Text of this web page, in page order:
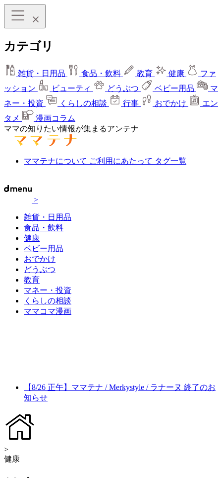
カテゴリ
雑貨・日用品 食品・飲料 教育 健康
ファ
ッション
ビューティ どうぶつ ベビー用品
マ
ネー・投資
くらしの相談 行事 おでかけ
エン
タメ
漫画コラム
ママの知りたい情報が集まるアンテナ
ママテナについて ご利用にあたって タグ一覧
>
雑貨・日用品
食品・飲料
健康
ベビー用品
おでかけ
どうぶつ
教育
マネー・投資
くらしの相談
ママコマ漫画
【8/26 正午】ママテナ / Merkystyle / ラナーヌ 終了のお
知らせ
>
健康